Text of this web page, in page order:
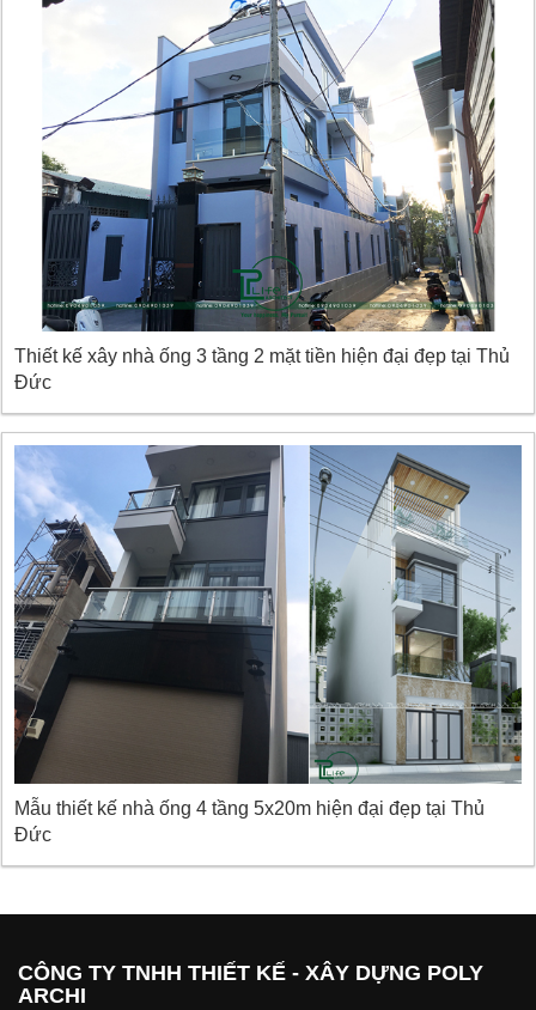
Thiết kế xây nhà ống 3 tầng 2 mặt tiền hiện đại đẹp tại Thủ
Đức
Mẫu thiết kế nhà ống 4 tầng 5x20m hiện đại đẹp tại Thủ
Đức
CÔNG TY TNHH THIẾT KẾ - XÂY DỰNG POLY
ARCHI